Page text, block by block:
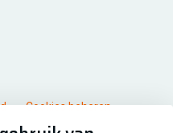
DNV iso/iec 27001
Cookies beheren